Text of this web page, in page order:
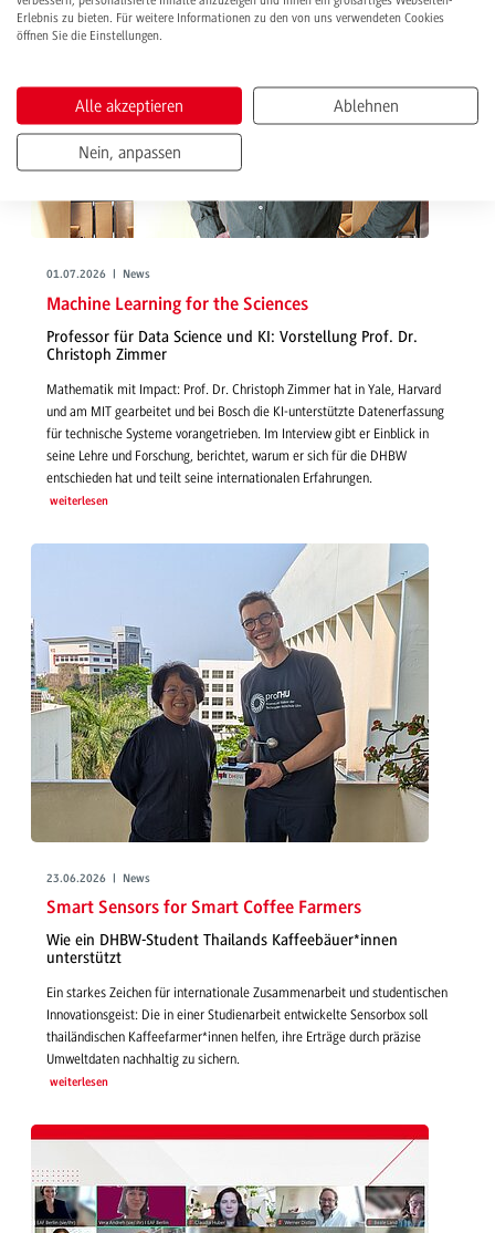
01.07.2026 | News
Machine Learning for the Sciences
Professor für Data Science und KI: Vorstellung Prof. Dr.
Christoph Zimmer
Mathematik mit Impact: Prof. Dr. Christoph Zimmer hat in Yale, Harvard
und am MIT gearbeitet und bei Bosch die KI-unterstützte Datenerfassung
für technische Systeme vorangetrieben. Im Interview gibt er Einblick in
seine Lehre und Forschung, berichtet, warum er sich für die DHBW
entschieden hat und teilt seine internationalen Erfahrungen.
weiterlesen
23.06.2026 | News
Smart Sensors for Smart Coffee Farmers
Wie ein DHBW-Student Thailands Kaffeebäuer*innen
unterstützt
Ein starkes Zeichen für internationale Zusammenarbeit und studentischen
Innovationsgeist: Die in einer Studienarbeit entwickelte Sensorbox soll
thailändischen Kaffeefarmer*innen helfen, ihre Erträge durch präzise
Umweltdaten nachhaltig zu sichern.
weiterlesen
Erlebnis zu bieten. Für weitere Informationen zu den von uns verwendeten Cookies
öffnen Sie die Einstellungen.
Alle akzeptieren Ablehnen
Nein, anpassen